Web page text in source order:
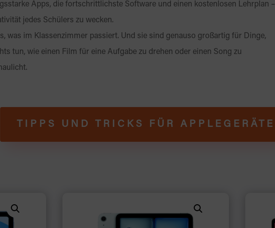
Apps, die fortschrittlichste Software und einen kostenlosen Lehrplan –
jedes Schülers zu wecken.
was im Klassenzimmer passiert. Und sie sind genauso großartig für Dinge,
tun, wie einen Film für eine Aufgabe zu drehen oder einen Song zu
TIPPS UND TRICKS FÜR APPLEGERÄTE